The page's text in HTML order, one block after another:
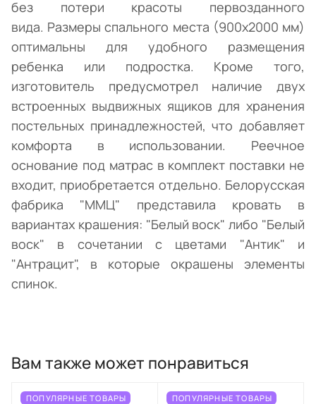
без потери красоты первозданного
вида. Размеры спального места (900х2000 мм)
оптимальны для удобного размещения
ребенка или подростка. Кроме того,
изготовитель предусмотрел наличие двух
встроенных выдвижных ящиков для хранения
постельных принадлежностей, что добавляет
комфорта в использовании. Реечное
основание под матрас в комплект поставки не
входит, приобретается отдельно. Белорусская
фабрика "ММЦ" представила кровать в
вариантах крашения: "Белый воск" либо "Белый
воск" в сочетании с цветами "Антик" и
"Антрацит", в которые окрашены элементы
спинок.
Вам также может понравиться
ПОПУЛЯРНЫЕ ТОВАРЫ ПОПУЛЯРНЫЕ ТОВАРЫ